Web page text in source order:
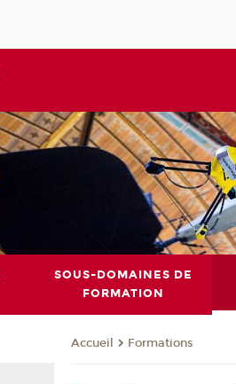
SOUS-DOMAINES DE
FORMATION
Accueil Formations